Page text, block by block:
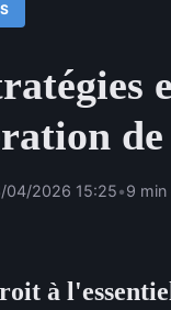
04/2026 15:25•9 min
à